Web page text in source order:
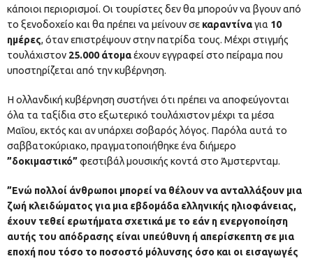
κάποιοι περιορισμοί. Οι τουρίστες δεν θα μπορούν να βγουν από
το ξενοδοχείο και θα πρέπει να μείνουν σε καραντίναγια 10
ημέρες, όταν επιστρέψουν στην πατρίδα τους. Μέχρι στιγμής
τουλάχιστον 25.000 άτομαέχουν εγγραφεί στο πείραμα που
υποστηρίζεται από την κυβέρνηση.
Η ολλανδική κυβέρνηση συστήνει ότι πρέπει να αποφεύγονται
όλα τα ταξίδια στο εξωτερικό τουλάχιστον μέχρι τα μέσα
Μαΐου, εκτός και αν υπάρχει σοβαρός λόγος. Παρόλα αυτά το
σαββατοκύριακο, πραγματοποιήθηκε ένα διήμερο
”δοκιμαστικό”φεστιβάλ μουσικής κοντά στο Άμστερνταμ.
”Ενώ πολλοί άνθρωποι μπορεί να θέλουν να ανταλλάξουν μια
ζωή κλειδώματος για μια εβδομάδα ελληνικής ηλιοφάνειας,
έχουν τεθεί ερωτήματα σχετικά με το εάν η ενεργοποίηση
αυτής του απόδρασης είναι υπεύθυνη ή απερίσκεπτη σε μια
εποχή που τόσο το ποσοστό μόλυνσης όσο και οι εισαγωγές